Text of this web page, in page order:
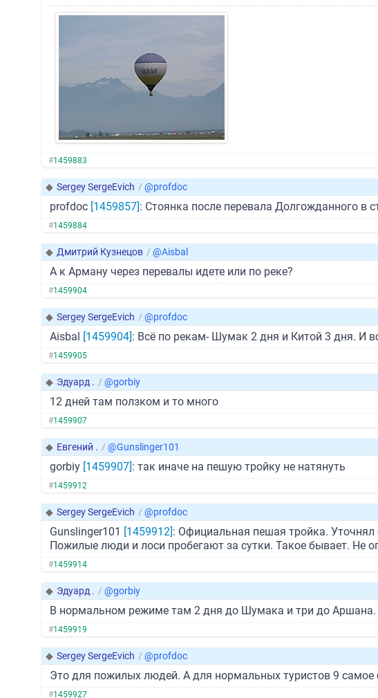
#1459883
◆ Sergey SergeEvich / @profdoc
profdoc [1459857]: Стоянка после перевала Долгожданного
#1459884
◆ Дмитрий Кузнецов / @Aisbal
А к Арману через перевалы идете или по реке?
#1459904
◆ Sergey SergeEvich / @profdoc
Aisbal [1459904]: Всё по рекам- Шумак 2 дня и Китой 3 дня. И
#1459905
◆ Эдуард . / @gorbiy
12 дней там ползком и то много
#1459907
◆ Евгений . / @Gunslinger101
gorbiy [1459907]: так иначе на пешую тройку не натянуть
#1459912
◆ Sergey SergeEvich / @profdoc
Gunslinger101 [1459912]: Официальная пешая тройка. Уточнял
Пожилые люди и лоси пробегают за сутки. Такое бывает. Не
#1459914
◆ Эдуард . / @gorbiy
В нормальном режиме там 2 дня до Шумака и три до Аршана.
#1459919
◆ Sergey SergeEvich / @profdoc
Это для пожилых людей. А для нормальных туристов 9
#1459927